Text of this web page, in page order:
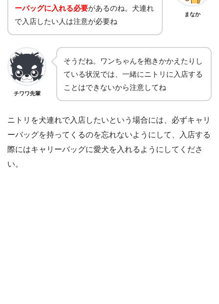
ーバッグに入れる必要があるのね。犬連れ
で入店したい人は注意が必要ね
まなか
チワワ先輩
そうだね。ワンちゃんを抱きかかえたりし
ている状況では、一緒にニトリに入店する
ことはできないから注意してね
ニトリを犬連れで入店したいという場合には、必ずキャリ
ーバッグを持ってくるのを忘れないようにして、入店する
際にはキャリーバッグに愛犬を入れるようにしてくださ
い。